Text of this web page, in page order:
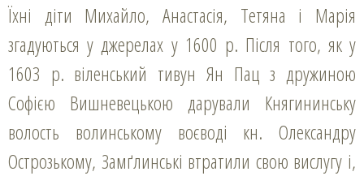
Їхні діти Михайло, Анастасія, Тетяна і Марія
згадуються у джерелах у 1600 р. Після того, як у
1603 р. віленський тивун Ян Пац з дружиною
Софією Вишневецькою дарували Княгининську
волость волинському воєводі кн. Олександру
Острозькому, Замґлинські втратили свою вислугу і,